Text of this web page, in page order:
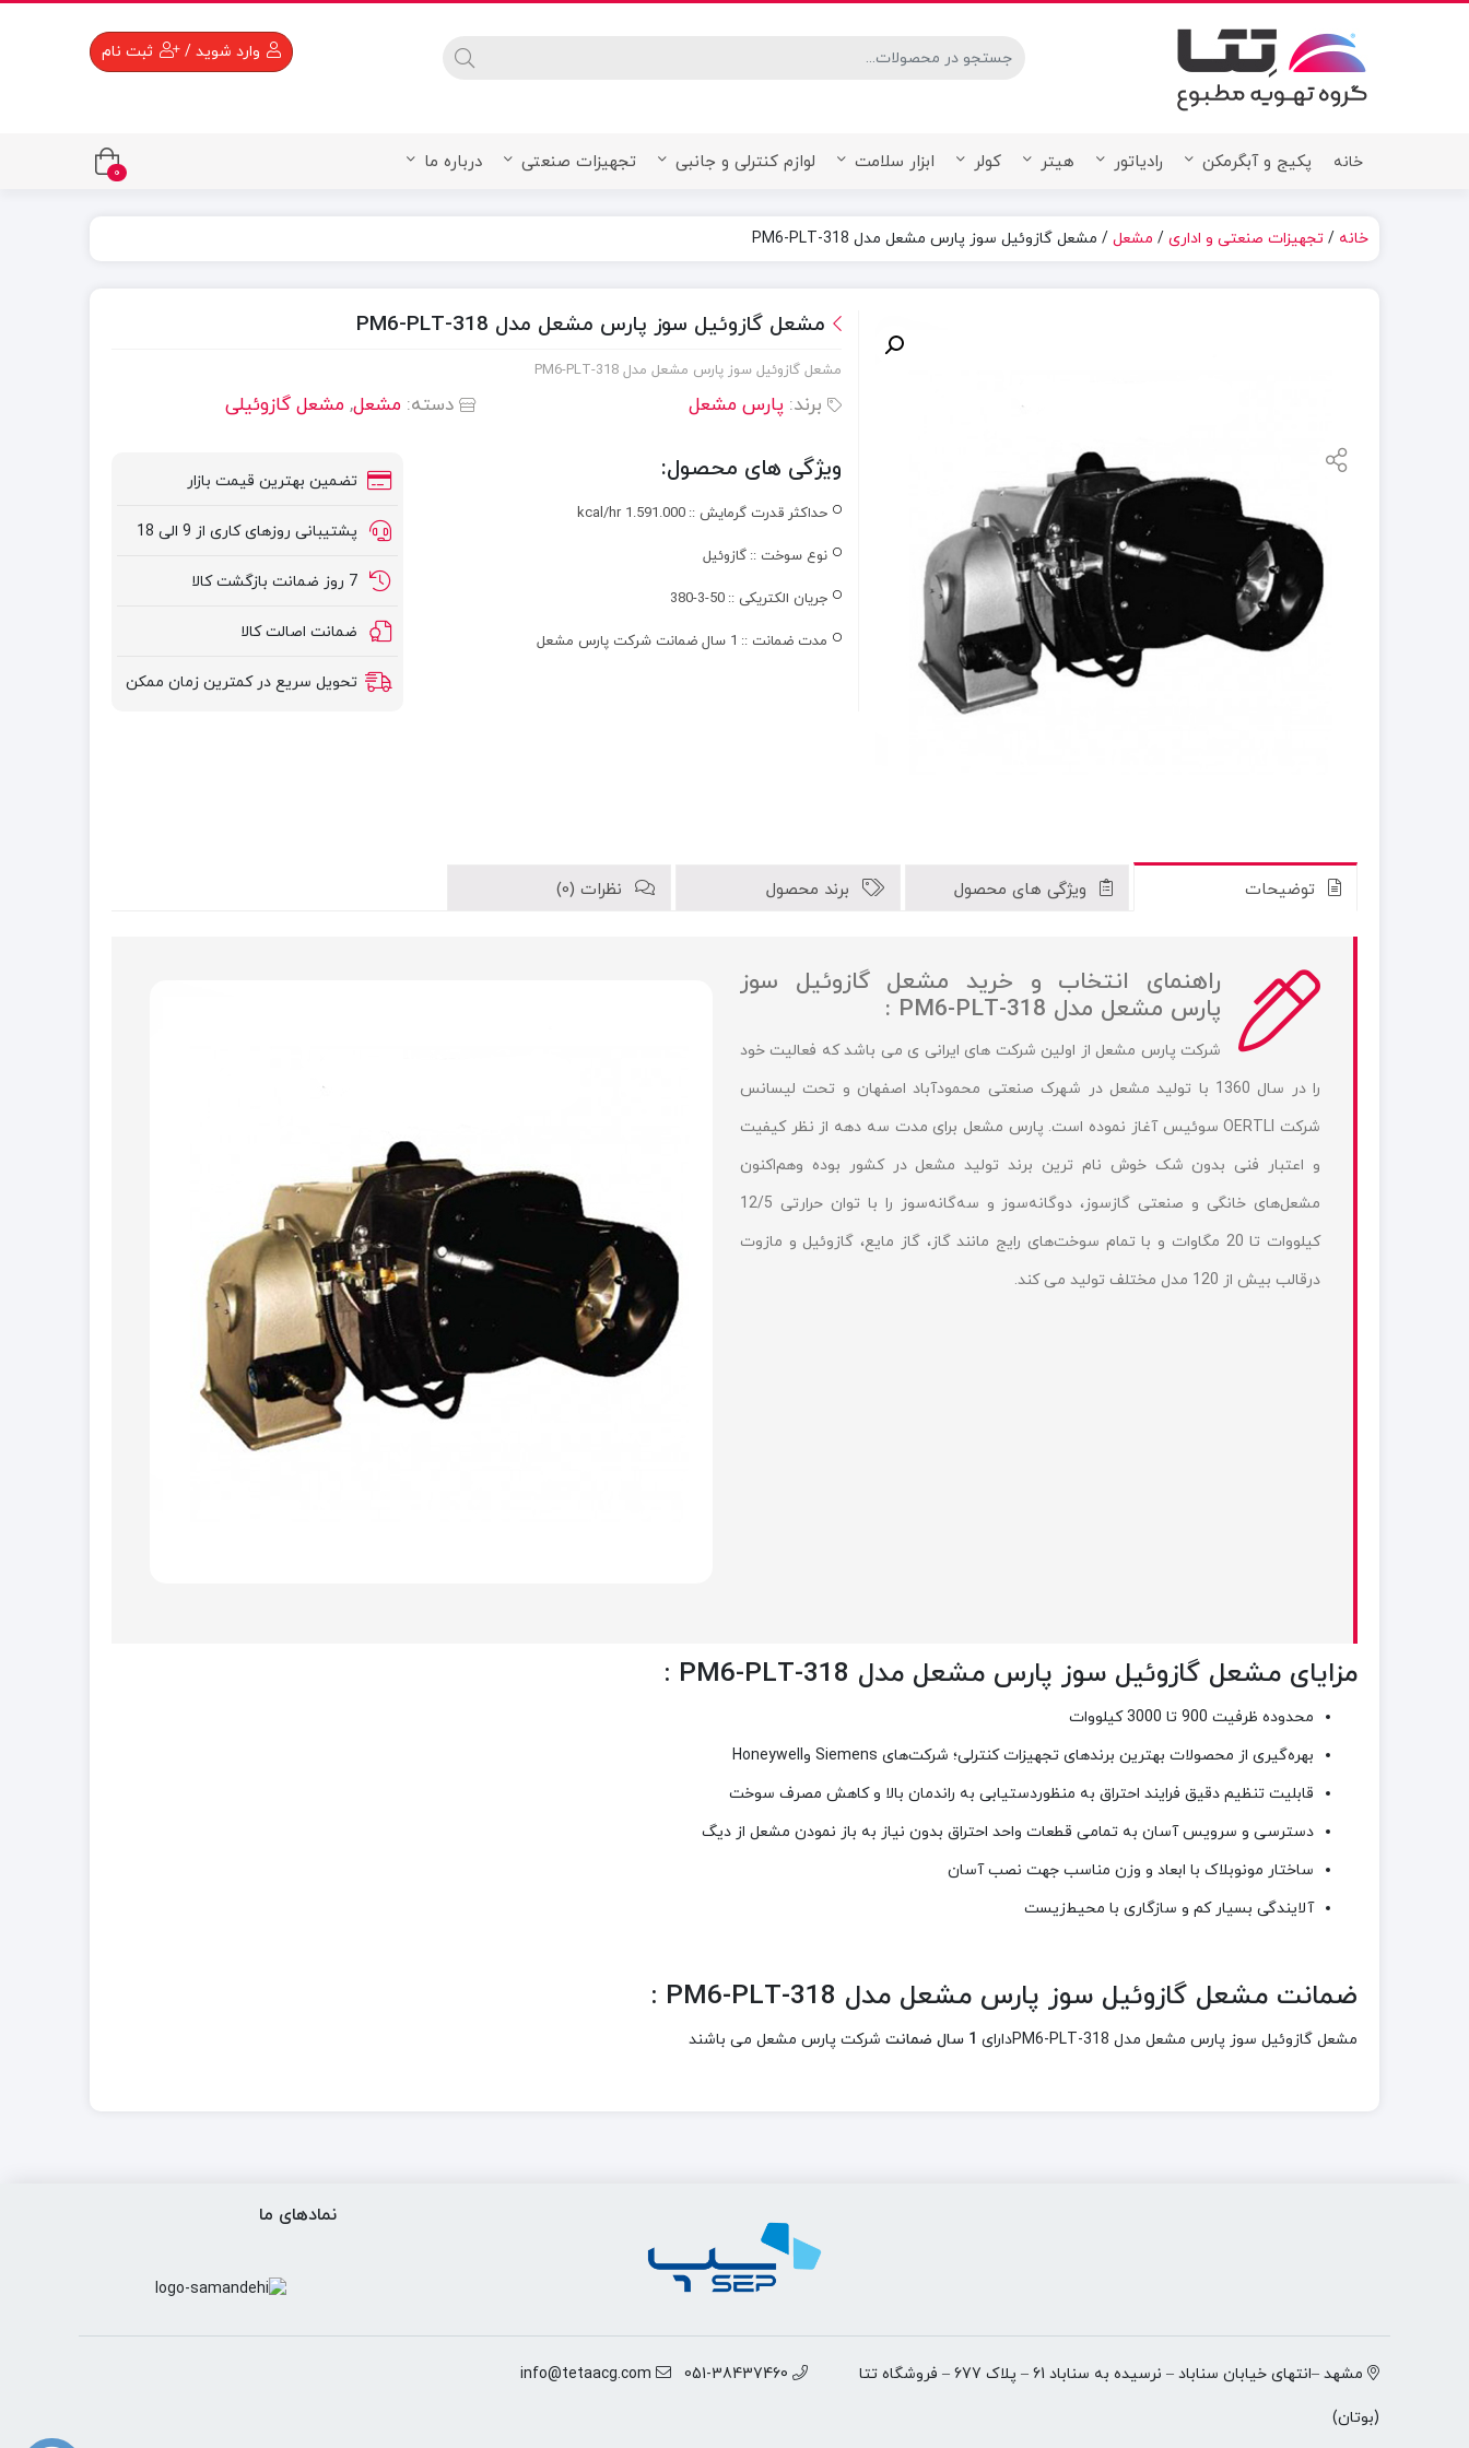
available use up and down arrows to review and enter to go to the desired page. Touch device users, explore by touch or with swipe gestures.
وارد شوید / ثبت نام
خانه پکیج و آبگرمکن رادیاتور هیتر کولر ابزار سلامت لوازم کنترلی و جانبی تجهیزات صنعتی درباره ما 0
خانه / تجهیزات صنعتی و اداری / مشعل / مشعل گازوئيل سوز پارس مشعل مدل PM6-PLT-318
مشعل گازوئيل سوز پارس مشعل مدل PM6-PLT-318
مشعل گازوئيل سوز پارس مشعل مدل PM6-PLT-318
برند: پارس مشعل دسته: مشعل, مشعل گازوئیلی
ویژگی های محصول:
حداکثر قدرت گرمایش :: kcal/hr 1.591.000
نوع سوخت :: گازوئیل
جریان الکتریکی :: 380-3-50
مدت ضمانت :: 1 سال ضمانت شرکت پارس مشعل
تضمین بهترین قیمت بازار
پشتیبانی روزهای کاری از 9 الی 18
7 روز ضمانت بازگشت کالا
ضمانت اصالت کالا
تحویل سریع در کمترین زمان ممکن
توضیحات ویژگی های محصول برند محصول نظرات (0)
راهنمای انتخاب و خرید مشعل گازوئيل سوز
پارس مشعل مدل PM6-PLT-318 :
شرکت پارس مشعل از اولین شرکت های ایرانی ی می باشد که فعالیت خود
را در سال 1360 با تولید مشعل در شهرک صنعتی محمودآباد اصفهان و تحت لیسانس
شرکت OERTLI سوئیس آغاز نموده است. پارس مشعل برای مدت سه دهه از نظر کیفیت
و اعتبار فنی بدون شک خوش نام ترین برند تولید مشعل در کشور بوده وهم‌اکنون
مشعل‌های خانگی و صنعتی گازسوز، دو‌گانه‌سوز و سه‌گانه‌سوز را با توان حرارتی 12/5
کیلووات تا 20 مگاوات و با تمام سوخت‌های رایج مانند گاز، گاز مایع، گازوئیل و مازوت
درقالب بیش از 120 مدل مختلف تولید می کند.
مزایای مشعل گازوئيل سوز پارس مشعل مدل PM6-PLT-318 :
محدوده ظرفیت 900 تا 3000 کیلووات
بهره‌گیری از محصولات بهترین برندهای تجهیزات کنترلی؛ شرکت‌های Siemens وHoneywell
قابلیت تنظیم دقیق فرایند احتراق به منظوردستیابی به راندمان بالا و کاهش مصرف سوخت
دسترسی و سرویس آسان به تمامی قطعات واحد احتراق بدون نیاز به باز نمودن مشعل از دیگ
ساختار مونوبلاک با ابعاد و وزن مناسب جهت نصب آسان
آلایندگی بسیار کم و سازگاری با محیط‌زیست
ضمانت مشعل گازوئيل سوز پارس مشعل مدل PM6-PLT-318 :
مشعل گازوئيل سوز پارس مشعل مدل PM6-PLT-318دارای 1 سال ضمانت شرکت پارس مشعل می باشند
نمادهای ما
مشهد –انتهای خیابان سناباد – نرسیده به سناباد 61 – پلاک 677 – فروشگاه تتا
(بوتان)
051-38437460
info@tetaacg.com